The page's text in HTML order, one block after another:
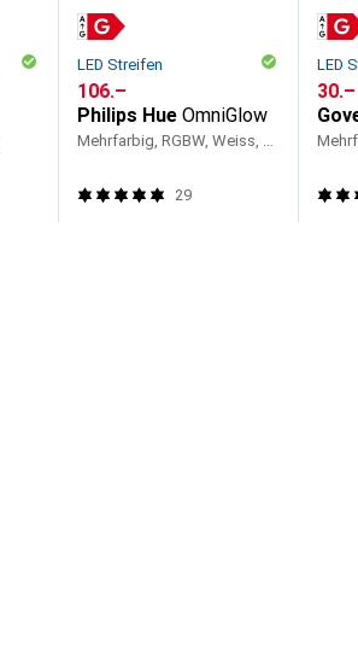
LED Streifen
CHF
106.–
Philips Hue OmniGlow
Mehrfarbig, RGBW, Weiss, 300 cm, Indoor
29
LED
CHF
30.–